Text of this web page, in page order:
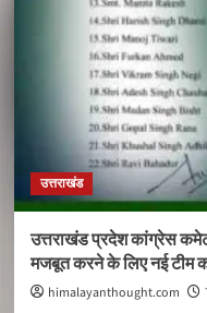
उत्तराखंड
उत्तराखंड प्रदेश कांग्रेस
मजबूत करने के लिए नई टीम
himalayanthought.com